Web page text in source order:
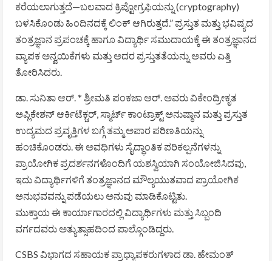
ಕರೆಯಲಾಗುತ್ತದೆ—ಬಲವಾದ ಕ್ರಿಪ್ಟೋಗ್ರಫಿಯನ್ನು (cryptography)
ಬಳಸಿಕೊಂಡು ಹಿಂದಿನದಕ್ಕೆ ಲಿಂಕ್ ಆಗಿರುತ್ತದೆ.” ಪ್ರಸ್ತುತ ಮತ್ತು ಭವಿಷ್ಯದ
ತಂತ್ರಜ್ಞಾನ ಪ್ರಪಂಚಕ್ಕೆ ಹಾಗೂ ವಿದ್ಯಾರ್ಥಿ ಸಮುದಾಯಕ್ಕೆ ಈ ತಂತ್ರಜ್ಞಾನದ
ವ್ಯಾಪಕ ಅನ್ವಯಿಕೆಗಳು ಮತ್ತು ಅದರ ಪ್ರಸ್ತುತತೆಯನ್ನು ಅವರು ಎತ್ತಿ
ತೋರಿಸಿದರು.
ಡಾ. ಸುನಿತಾ ಆರ್. * ಶ್ರೀಮತಿ ಪಂಕಜಾ ಆರ್. ಅವರು ವಿಕೇಂದ್ರೀಕೃತ
ಅಪ್ಲಿಕೇಶನ್ ಆರ್ಕಿಟೆಕ್ಚರ್, ಸ್ಮಾರ್ಟ್ ಕಾಂಟ್ರಾಕ್ಟ್ ಅನುಷ್ಠಾನ ಮತ್ತು ಪ್ರಸ್ತುತ
ಉದ್ಯಮದ ಪ್ರವೃತ್ತಿಗಳ ಬಗ್ಗೆ ತಮ್ಮ ಅಪಾರ ಪರಿಣತಿಯನ್ನು
ಹಂಚಿಕೊಂಡರು. ಈ ಅವಧಿಗಳು ಸೈದ್ಧಾಂತಿಕ ಪರಿಕಲ್ಪನೆಗಳನ್ನು
ಪ್ರಾಯೋಗಿಕ ಪ್ರದರ್ಶನಗಳೊಂದಿಗೆ ಯಶಸ್ವಿಯಾಗಿ ಸಂಯೋಜಿಸಿದವು,
ಇದು ವಿದ್ಯಾರ್ಥಿಗಳಿಗೆ ತಂತ್ರಜ್ಞಾನದ ಮೌಲ್ಯಯುತವಾದ ಪ್ರಾಯೋಗಿಕ
ಅನುಭವವನ್ನು ಪಡೆಯಲು ಅನುವು ಮಾಡಿಕೊಟ್ಟಿತು.
ಮುಕ್ತಾಯ ಈ ಕಾರ್ಯಾಗಾರದಲ್ಲಿ ವಿದ್ಯಾರ್ಥಿಗಳು ಮತ್ತು ಸಿಬ್ಬಂದಿ
ವರ್ಗದವರು ಅತ್ಯುತ್ಸಾಹದಿಂದ ಪಾಲ್ಗೊಂಡಿದ್ದರು.
CSBS ವಿಭಾಗದ ಸಹಾಯಕ ಪ್ರಾಧ್ಯಾಪಕರುಗಳಾದ ಡಾ. ಹೇಮಂತ್